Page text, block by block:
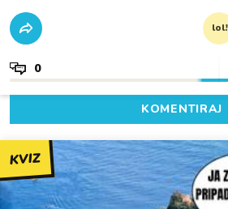
lol!
0
KOMENTIRAJ
KVIZ